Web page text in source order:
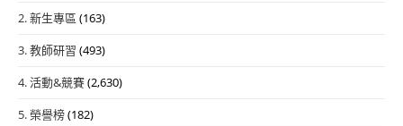
2. 新生專區 (163)
3. 教師研習 (493)
4. 活動&競賽(2,630)
5. 榮譽榜(182)